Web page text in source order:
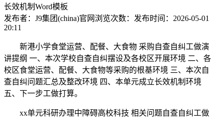
长效机制Word模板
发布者： J9集团(china)官网 浏览次数： 发布时间： 2026-05-01
20:11
新港小学食堂运营、配餐、大食物 采购自查自纠工做演
讲提纲 一、本次学校自查自纠摆设及各校区开展环境 二、各
校区食堂运营、配餐、大食物等采购的根基环境 三、本次自
查自纠问题汇总及整改环境 四、本单元成立长效机制环境
五、下一步工做打算。
xx单元科研办理中障碍高校科技 相关问题自查自纠工做